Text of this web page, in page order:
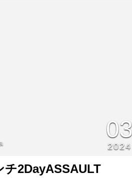
2024
チ2DayASSAULT